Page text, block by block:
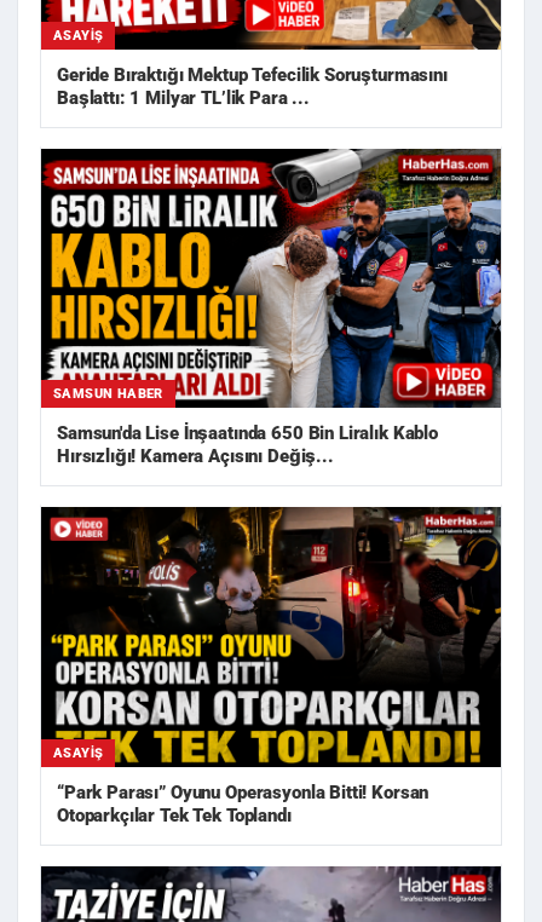
ASAYIŞ
Geride Bıraktığı Mektup Tefecilik Soruşturmasını
Başlattı: 1 Milyar TL’lik Para ...
SAMSUN HABER
Samsun'da Lise İnşaatında 650 Bin Liralık Kablo
Hırsızlığı! Kamera Açısını Değiş...
ASAYIŞ
“Park Parası” Oyunu Operasyonla Bitti! Korsan
Otoparkçılar Tek Tek Toplandı